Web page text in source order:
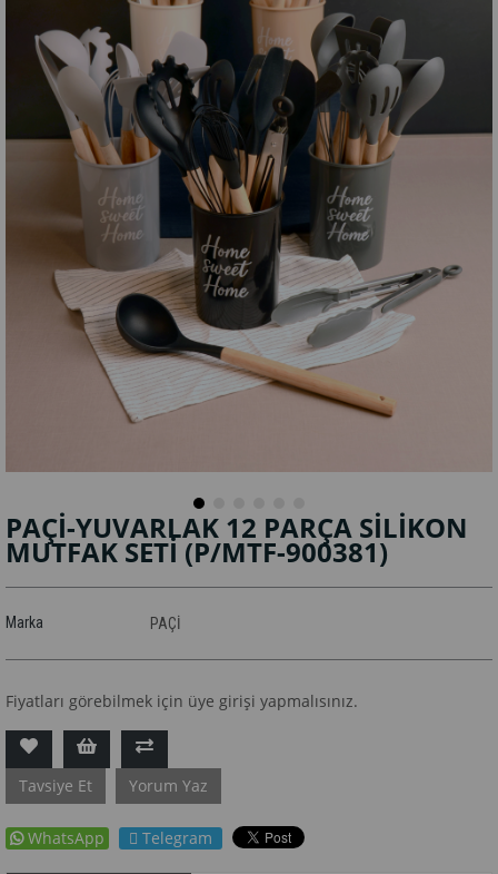
PAÇİ-YUVARLAK 12 PARÇA SİLİKON
MUTFAK SETİ (P/MTF-900381)
Marka PAÇİ
Fiyatları görebilmek için üye girişi yapmalısınız.
Tavsiye Et Yorum Yaz
WhatsApp Telegram